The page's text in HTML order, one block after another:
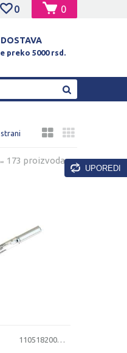
0
0
preko 5000 rsd.
UPOREDI
173 proizvoda
1105182000110